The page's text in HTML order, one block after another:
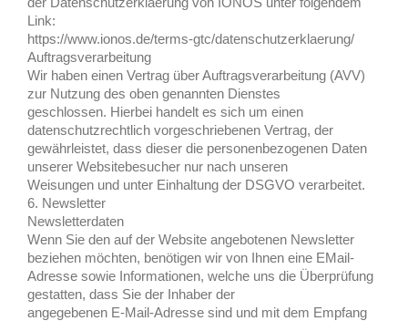
Link:
https://www.ionos.de/terms-gtc/datenschutzerklaerung/
Auftragsverarbeitung
Wir haben einen Vertrag über Auftragsverarbeitung (AVV)
zur Nutzung des oben genannten Dienstes
geschlossen. Hierbei handelt es sich um einen
datenschutzrechtlich vorgeschriebenen Vertrag, der
gewährleistet, dass dieser die personenbezogenen Daten
unserer Websitebesucher nur nach unseren
Weisungen und unter Einhaltung der DSGVO verarbeitet.
6. Newsletter
Newsletterdaten
Wenn Sie den auf der Website angebotenen Newsletter
beziehen möchten, benötigen wir von Ihnen eine EMail-
Adresse sowie Informationen, welche uns die Überprüfung
gestatten, dass Sie der Inhaber der
angegebenen E-Mail-Adresse sind und mit dem Empfang